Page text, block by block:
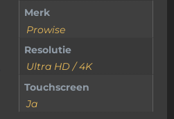
Merk
Prowise
Resolutie
Ultra HD / 4K
Touchscreen
Ja